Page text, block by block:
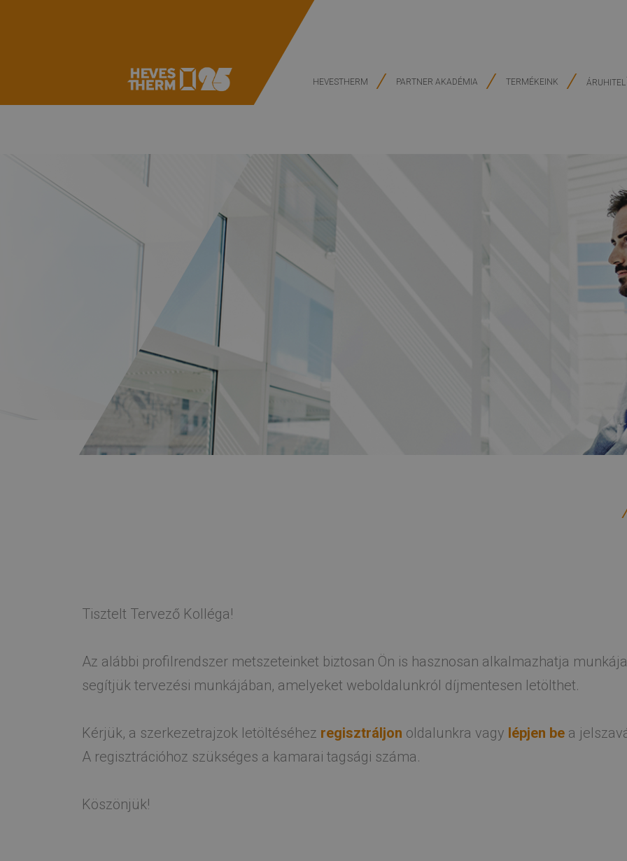
HEVESTHERM PARTNER AKADÉMIA TERMÉKEINK ÁRUHITEL
Tisztelt Tervező Kolléga!
Az alábbi profilrendszer metszeteinket biztosan Ön is hasznosan alkalmazhatja
segítjük tervezési munkájában, amelyeket weboldalunkról díjmentesen letölthet.
Kérjük, a szerkezetrajzok letöltéséhez regisztráljon oldalunkra vagy lépjen be a
A regisztrációhoz szükséges a kamarai tagsági száma.
Köszönjük!